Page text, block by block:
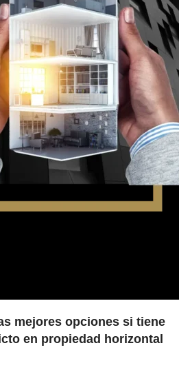
mejores opciones si tiene
en propiedad horizontal